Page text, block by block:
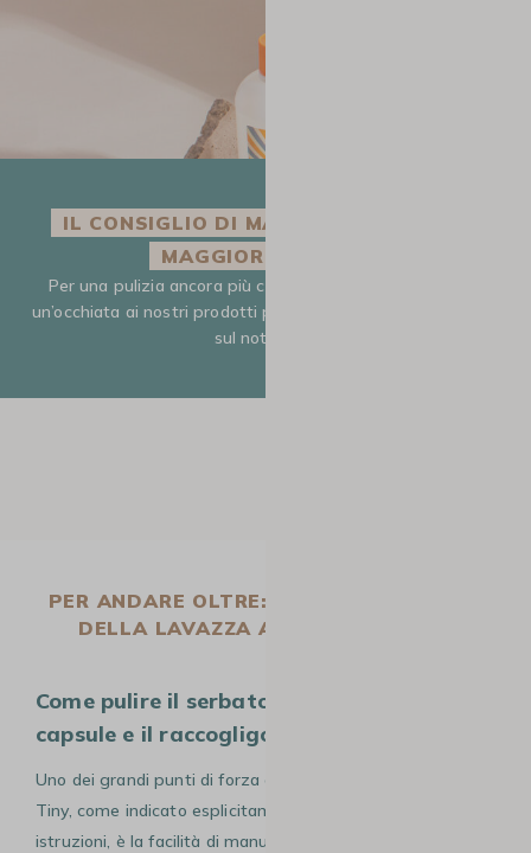
IL CONSIGLIO DI MAXICOFFEE PER UNA
MAGGIOR EFFICACIA
Per una pulizia ancora più completa, non esitare a dare
un’occhiata ai nostri prodotti per decalcificazione disponibili
sul notro sito
PER ANDARE OLTRE: PULIZIA COMPLETA
DELLA LAVAZZA A MODO MIO TINY
Come pulire il serbatoio, il cassetto
capsule e il raccogligocce?
Uno dei grandi punti di forza della Lavazza A Modo Mio
Tiny, come indicato esplicitamente a pagina 49 delle
istruzioni, è la facilità di manutenzione dei suoi